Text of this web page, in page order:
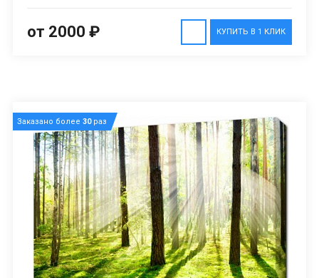
КУПИТЬ В 1 КЛИК
от 2000 ₽
Заказано более 30раз